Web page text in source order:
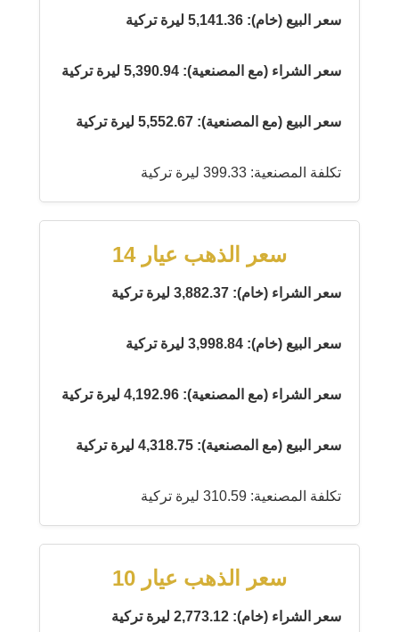
سعر البيع (خام): 5,141.36 ليرة تركية
سعر الشراء (مع المصنعية): 5,390.94 ليرة تركية
سعر البيع (مع المصنعية): 5,552.67 ليرة تركية
تكلفة المصنعية: 399.33 ليرة تركية
سعر الذهب عيار 14
سعر الشراء (خام): 3,882.37 ليرة تركية
سعر البيع (خام): 3,998.84 ليرة تركية
سعر الشراء (مع المصنعية): 4,192.96 ليرة تركية
سعر البيع (مع المصنعية): 4,318.75 ليرة تركية
تكلفة المصنعية: 310.59 ليرة تركية
سعر الذهب عيار 10
سعر الشراء (خام): 2,773.12 ليرة تركية